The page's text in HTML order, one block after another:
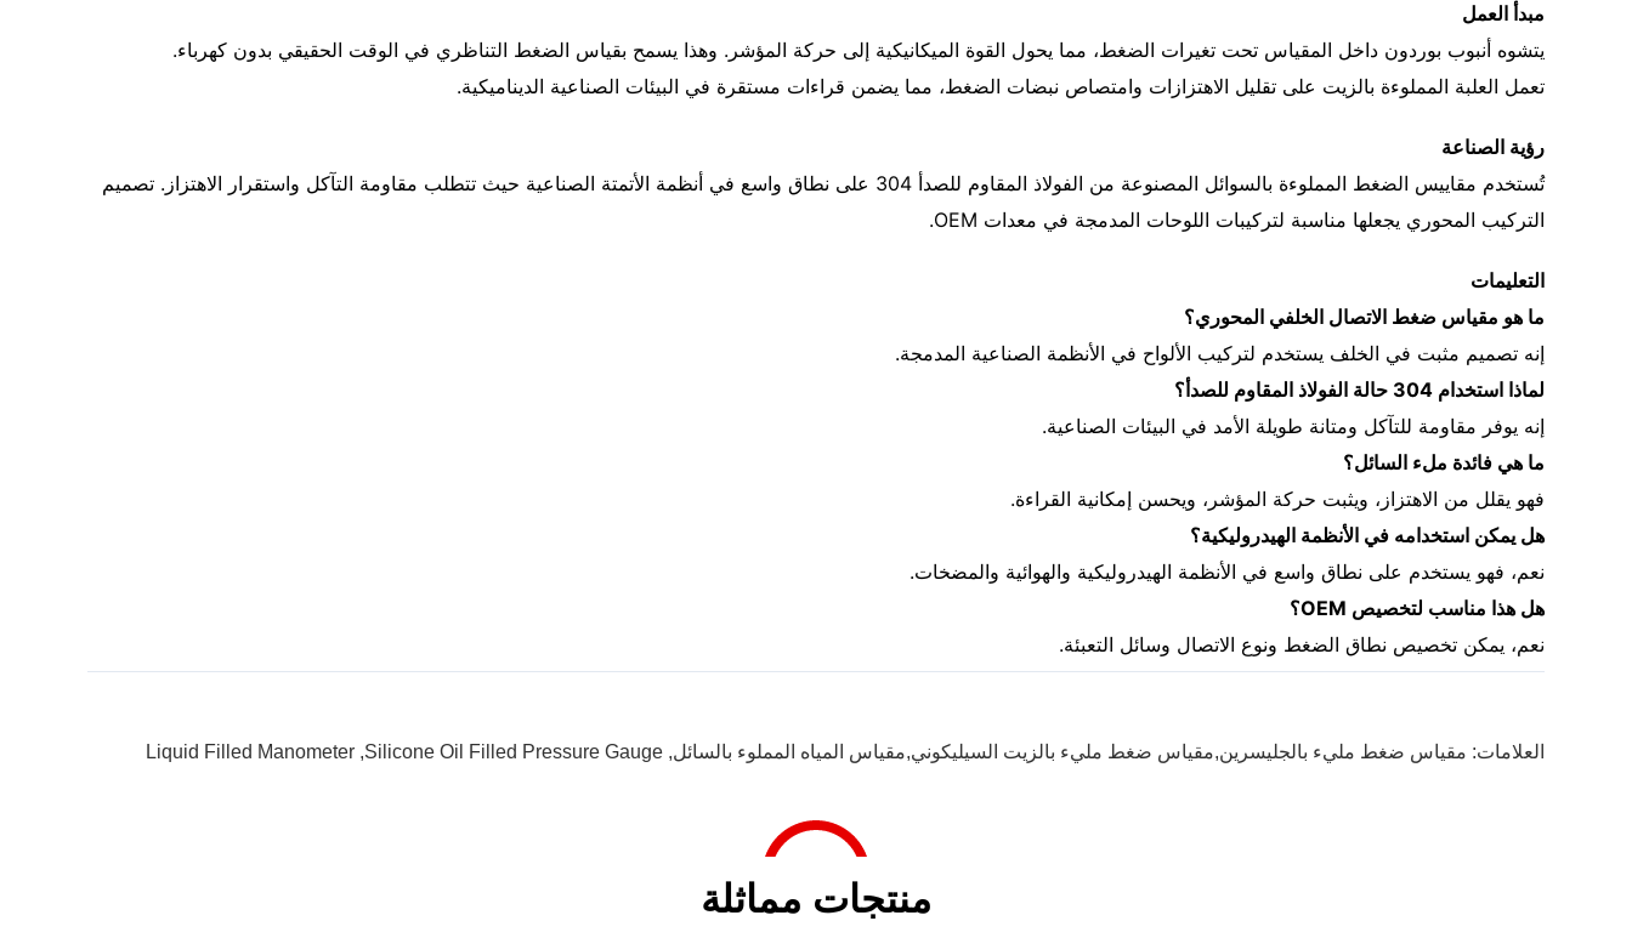
مبدأ العمل
يتشوه أنبوب بوردون داخل المقياس تحت تغيرات الضغط، مما يحول القوة الميكانيكية إلى حركة المؤشر. وهذا يسمح بقياس الضغط التناظري في الوقت الحقيقي بدون كهرباء.
تعمل العلبة المملوءة بالزيت على تقليل الاهتزازات وامتصاص نبضات الضغط، مما يضمن قراءات مستقرة في البيئات الصناعية الديناميكية.
رؤية الصناعة
تُستخدم مقاييس الضغط المملوءة بالسوائل المصنوعة من الفولاذ المقاوم للصدأ 304 على نطاق واسع في أنظمة الأتمتة الصناعية حيث تتطلب مقاومة التآكل واستقرار الاهتزاز. تصميم
التركيب المحوري يجعلها مناسبة لتركيبات اللوحات المدمجة في معدات OEM.
التعليمات
ما هو مقياس ضغط الاتصال الخلفي المحوري؟
إنه تصميم مثبت في الخلف يستخدم لتركيب الألواح في الأنظمة الصناعية المدمجة.
لماذا استخدام 304 حالة الفولاذ المقاوم للصدأ؟
إنه يوفر مقاومة للتآكل ومتانة طويلة الأمد في البيئات الصناعية.
ما هي فائدة ملء السائل؟
فهو يقلل من الاهتزاز، ويثبت حركة المؤشر، ويحسن إمكانية القراءة.
هل يمكن استخدامه في الأنظمة الهيدروليكية؟
نعم، فهو يستخدم على نطاق واسع في الأنظمة الهيدروليكية والهوائية والمضخات.
هل هذا مناسب لتخصيص OEM؟
نعم، يمكن تخصيص نطاق الضغط ونوع الاتصال وسائل التعبئة.
العلامات: مقياس ضغط مليء بالجليسرين,مقياس ضغط مليء بالزيت السيليكوني,مقياس المياه المملوء بالسائل,
Silicone Oil Filled Pressure Gauge
,
Liquid Filled Manometer
منتجات مماثلة